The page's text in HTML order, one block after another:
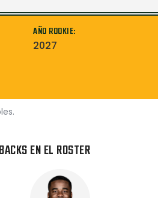
AÑO ROOKIE:
2027
EN EL ROSTER